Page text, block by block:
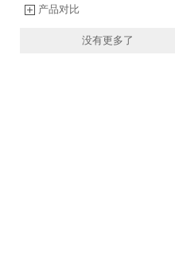
产品对比
没有更多了